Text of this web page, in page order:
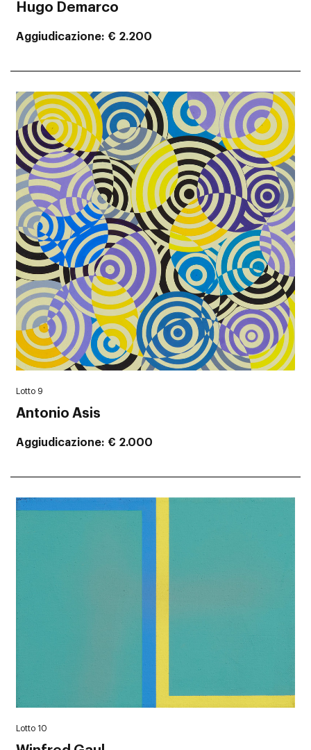
Hugo Demarco
Aggiudicazione € 2.200
Lotto 9
Antonio Asis
Aggiudicazione € 2.000
Lotto 10